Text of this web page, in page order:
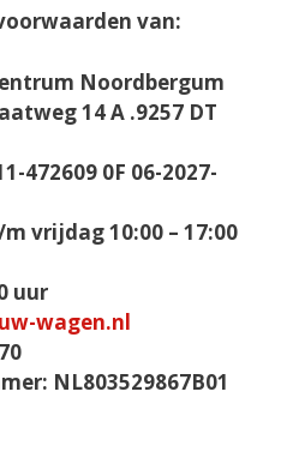
van:
Noordbergum
14 A .9257 DT
472609 0F 06-2027-
vrijdag 10:00 – 17:00
uur
wagen.nl
NL803529867B01